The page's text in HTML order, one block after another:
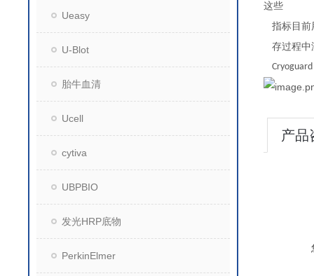
Ueasy
U-Blot
胎牛血清
Ucell
cytiva
UBPBIO
发光HRP底物
PerkinElmer
这些
指标目前
存过程
Cryoguard
产品